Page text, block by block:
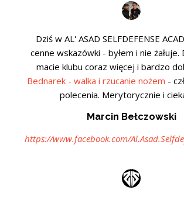
Dziś w AL' ASAD SELFDEFENSE
cenne wskazówki - byłem i nie żałuje.
macie klubu coraz więcej i bardzo
Bednarek - walka i rzucanie nożem -
polecenia. Merytorycznie i
Marcin Bełczowski
https://www.facebook.com/